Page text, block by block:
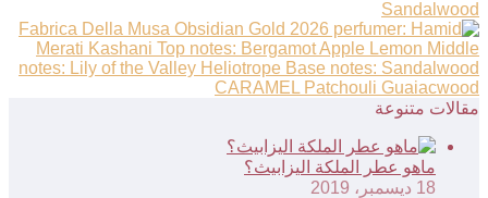
مقالات متنوعة
ماهو عطر الملكة اليزابيث؟
18 ديسمبر، 2019